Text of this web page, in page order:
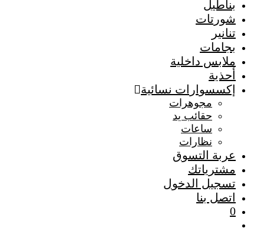
بناطيل
شورتات
تنانير
بجامات
ملابس داخلية
أحذية
إكسسوارات نسائية
مجوهرات
حقائب يد
ساعات
نظارات
عربة التسوق
مشترياتك
تسجيل الدخول
اتصل بنا
0